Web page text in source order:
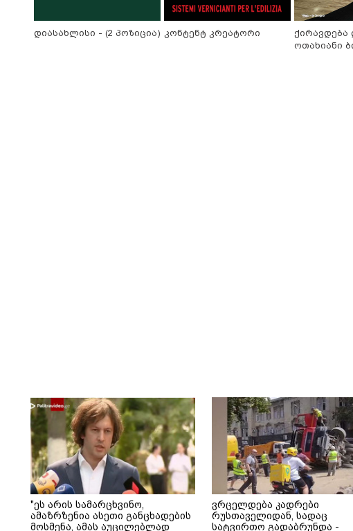
დიასახლისი - (2 პოზიცია) კონტენტ კრეატორი
ქირავდება
ოთახიანი
"ეს არის სამარცხვინო,
ამაზრზენია ასეთი განცხადების
მოსმენა, ამას აუცილებლად
ვრცელდება კადრები
რუსთაველიდან, სადაც
სატვირთო გადაბრუნდა -